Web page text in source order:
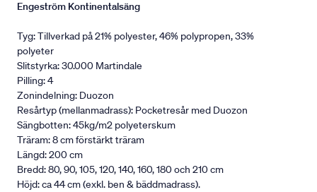
Engeström Kontinentalsäng
Tyg: Tillverkad på 21% polyester, 46% polypropen, 33%
polyeter
Slitstyrka: 30.000 Martindale
Pilling: 4
Zonindelning: Duozon
Resårtyp (mellanmadrass): Pocketresår med Duozon
Sängbotten: 45kg/m2 polyeterskum
Träram: 8 cm förstärkt träram
Längd: 200 cm
Bredd: 80, 90, 105, 120, 140, 160, 180 och 210 cm
Höjd: ca 44 cm (exkl. ben & bäddmadrass).